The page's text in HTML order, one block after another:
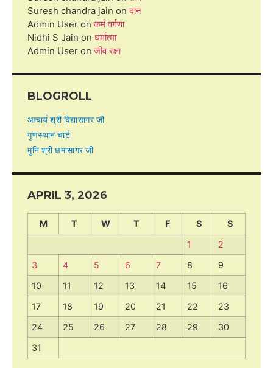
Suresh chandra jain onदान
Admin User onकर्म वर्गणा
Nidhi S Jain on धर्मात्मा
Admin User onजीव रक्षा
BLOGROLL
आचार्य श्री विद्यासागर जी
गुणस्थान चार्ट
मुनि श्री क्षमासागर जी
APRIL 3, 2026
M T W T F S
S
1
2
3
4 5 6 7 8
9
10
11 12 13 14 15
16
17
18 19 20 21 22
23
24
25 26 27 28 29
30
31